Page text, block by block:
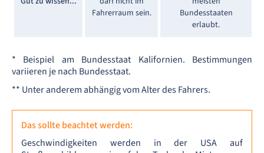
Fahrerraum sein.
Bundesstaaten
erlaubt.
* Beispiel am Bundesstaat Kalifornien. Bestimmungen
variieren je nach Bundesstaat.
** Unter anderem abhängig vom Alter des Fahrers.
Das sollte beachtet werden:
Geschwindigkeiten werden in der USA auf